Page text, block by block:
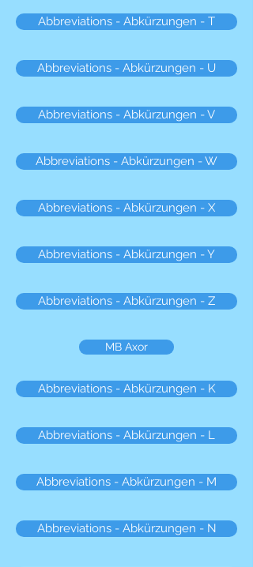
Abbreviations - Abkürzungen - T
Abbreviations - Abkürzungen - U
Abbreviations - Abkürzungen - V
Abbreviations - Abkürzungen - W
Abbreviations - Abkürzungen - X
Abbreviations - Abkürzungen - Y
Abbreviations - Abkürzungen - Z
MB Axor
Abbreviations - Abkürzungen - K
Abbreviations - Abkürzungen - L
Abbreviations - Abkürzungen - M
Abbreviations - Abkürzungen - N